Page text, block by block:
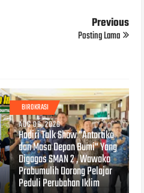
Previous
Posting Lama
BIROKRASI
AUG 06, 2026
Hadiri Talk Show "Antartika
dan Masa Depan Bumi" Yang
Digagas SMAN 2 , Wawako
Prabumulih Dorong Pelajar
Peduli Perubahan Iklim